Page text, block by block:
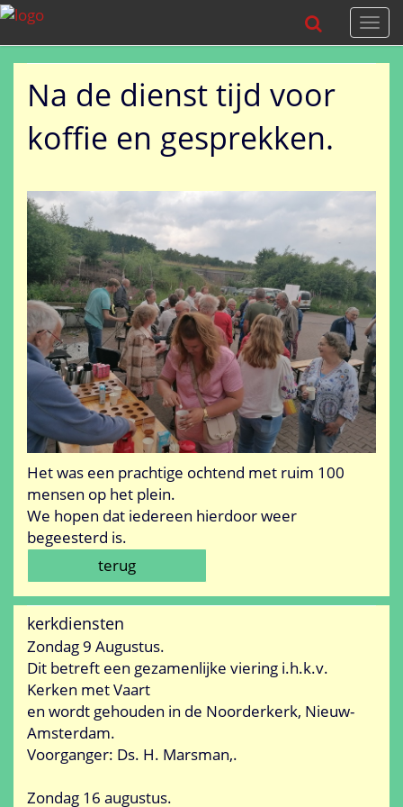
Na de dienst tijd voor
koffie en gesprekken.
Het was een prachtige ochtend met ruim 100
mensen op het plein.
We hopen dat iedereen hierdoor weer
begeesterd is.
terug
kerkdiensten
Zondag 9 Augustus.
Dit betreft een gezamenlijke viering i.h.k.v.
Kerken met Vaart
en wordt gehouden in de Noorderkerk, Nieuw-
Amsterdam.
Voorganger: Ds. H. Marsman,.
Zondag 16 augustus.